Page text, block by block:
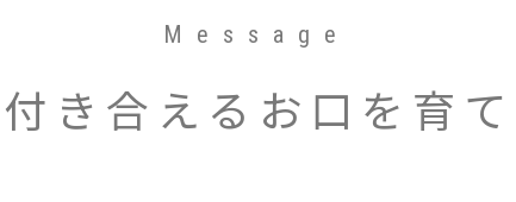
Message
き合えるお口を育